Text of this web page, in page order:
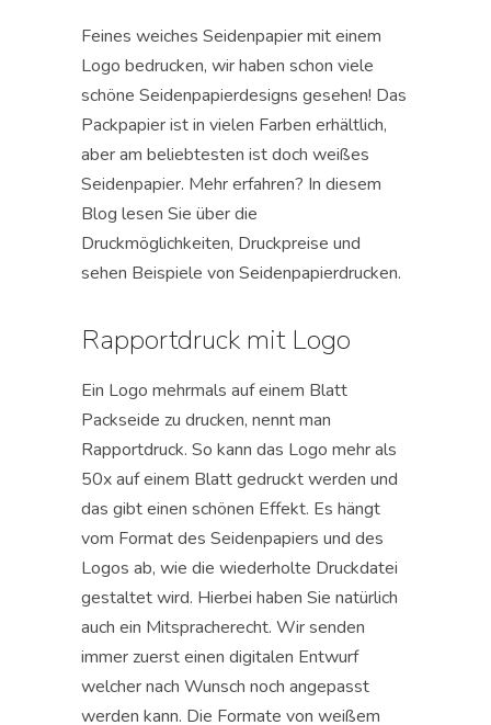
Feines weiches Seidenpapier mit einem
Logo bedrucken, wir haben schon viele
schöne Seidenpapierdesigns gesehen! Das
Packpapier ist in vielen Farben erhältlich,
aber am beliebtesten ist doch weißes
Seidenpapier. Mehr erfahren? In diesem
Blog lesen Sie über die
Druckmöglichkeiten, Druckpreise und
sehen Beispiele von Seidenpapierdrucken.
Rapportdruck mit Logo
Ein Logo mehrmals auf einem Blatt
Packseide zu drucken, nennt man
Rapportdruck. So kann das Logo mehr als
50x auf einem Blatt gedruckt werden und
das gibt einen schönen Effekt. Es hängt
vom Format des Seidenpapiers und des
Logos ab, wie die wiederholte Druckdatei
gestaltet wird. Hierbei haben Sie natürlich
auch ein Mitspracherecht. Wir senden
immer zuerst einen digitalen Entwurf
welcher nach Wunsch noch angepasst
werden kann. Die Formate von weißem